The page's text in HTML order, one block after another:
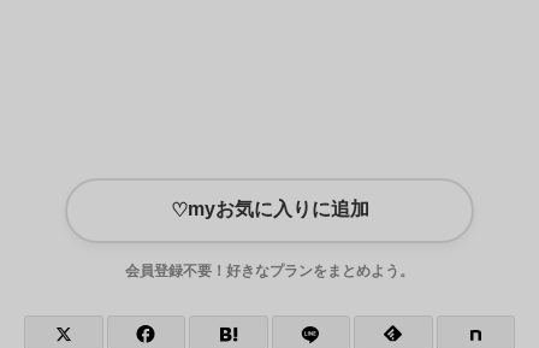
♡myお気に入りに追加
会員登録不要！好きなプランをまとめよう。